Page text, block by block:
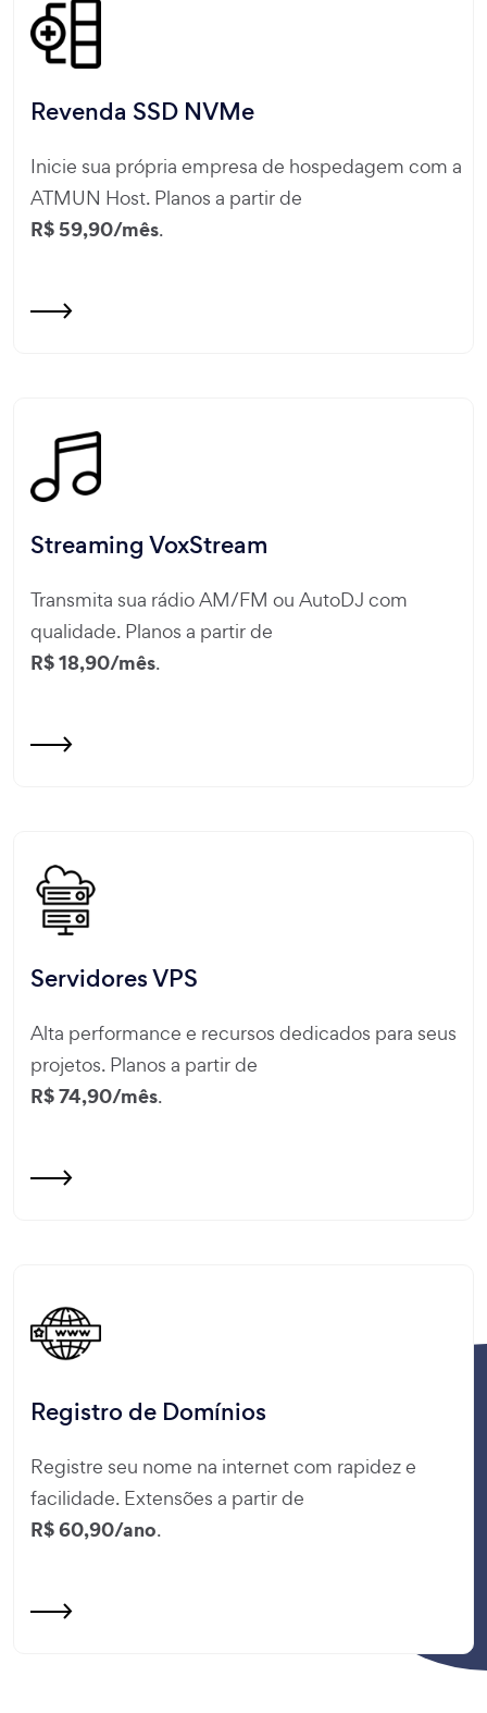
Revenda SSD NVMe
Inicie sua própria empresa de hospedagem com a
ATMUN Host. Planos a partir de
R$ 59,90/mês.
Streaming VoxStream
Transmita sua rádio AM/FM ou AutoDJ com
qualidade. Planos a partir de
R$ 18,90/mês.
Servidores VPS
Alta performance e recursos dedicados para seus
projetos. Planos a partir de
R$ 74,90/mês.
Registro de Domínios
Registre seu nome na internet com rapidez e
facilidade. Extensões a partir de
R$ 60,90/ano.